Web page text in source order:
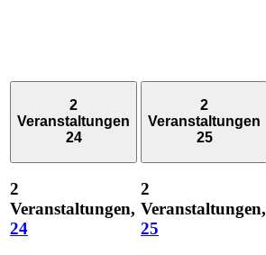
2
Veranstaltungen
24
2
Veranstaltungen,
24
2
Veranstaltungen
25
2
Veranstaltungen,
25